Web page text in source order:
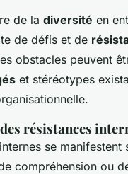
de la diversité en
de défis et de
obstacles peuvent
et stéréotypes
résistances
se manifestent
compréhension ou